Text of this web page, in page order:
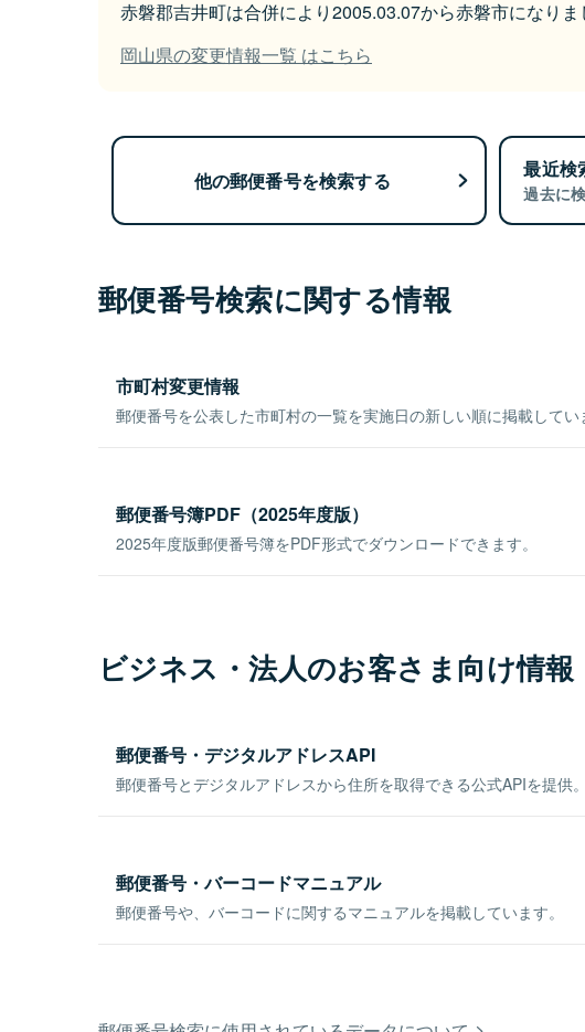
赤磐郡吉井町は合併により2005.03.07から赤磐市になりま
岡山県の変更情報一覧 はこちら
他の郵便番号を検索する 最近検
過去に
郵便番号検索に関する情報
市町村変更情報
郵便番号を公表した市町村の一覧を実施日の新しい順に掲載してい
郵便番号簿PDF（2025年度版）
2025年度版郵便番号簿をPDF形式でダウンロードできます。
ビジネス・法人のお客さま向け情報
郵便番号・デジタルアドレスAPI
郵便番号とデジタルアドレスから住所を取得できる公式APIを提供。
郵便番号・バーコードマニュアル
郵便番号や、バーコードに関するマニュアルを掲載しています。